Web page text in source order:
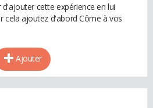
cette expérience en lui
cela ajoutez d'abord Côme à vos
Ajouter